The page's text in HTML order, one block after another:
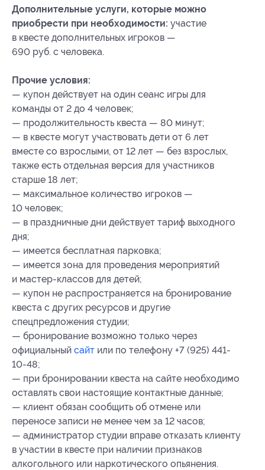
Дополнительные услуги, которые можно
приобрести при необходимости: участие
в квесте дополнительных игроков —
690 руб. с человека.
Прочие условия:
— купон действует на один сеанс игры для
команды от 2 до 4 человек;
— продолжительность квеста — 80 минут;
— в квесте могут участвовать дети от 6 лет
вместе со взрослыми, от 12 лет — без взрослых,
также есть отдельная версия для участников
старше 18 лет;
— максимальное количество игроков —
10 человек;
— в праздничные дни действует тариф выходного
дня;
— имеется бесплатная парковка;
— имеется зона для проведения мероприятий
и мастер-классов для детей;
— купон не распространяется на бронирование
квеста с других ресурсов и другие
спецпредложения студии;
— бронирование возможно только через
официальный сайт или по телефону +7 (925) 441-
10-48;
— при бронировании квеста на сайте необходимо
оставлять свои настоящие контактные данные;
— клиент обязан сообщить об отмене или
переносе записи не менее чем за 12 часов;
— администратор студии вправе отказать клиенту
в участии в квесте при наличии признаков
алкогольного или наркотического опьянения.